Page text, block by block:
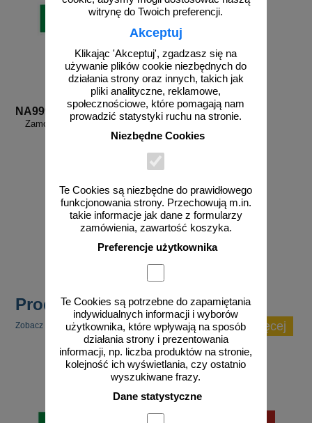
witrynę do Twoich preferencji.
Akceptuj
Klikając 'Akceptuj', zgadzasz się na
używanie plików cookie niezbędnych do
działania strony oraz innych, takich jak
pliki analityczne, reklamowe,
społecznościowe, które pomagają nam
prowadzić statystyki ruchu na stronie.
Niezbędne Cookies
Te Cookies są niezbędne do prawidłowego
funkcjonowania strony. Przechowują m.in.
takie informacje jak dane z formularzy
zamówienia, zawartość koszyka.
Preferencje użytkownika
Te Cookies są potrzebne do zapamiętania
indywidualnych informacji i wyborów
użytkownika, które wpływają na sposób
działania strony i prezentowania
informacji, np. liczba produktów na stronie,
kolejność ich wyświetlania, czy ostatnio
wyszukiwane frazy.
Dane statystyczne
NA999d
Zamów własny wzór - NA999d
zobacz
Produkty popularne
Zobacz inne popularne produkty w tej kategorii. zobacz więcej